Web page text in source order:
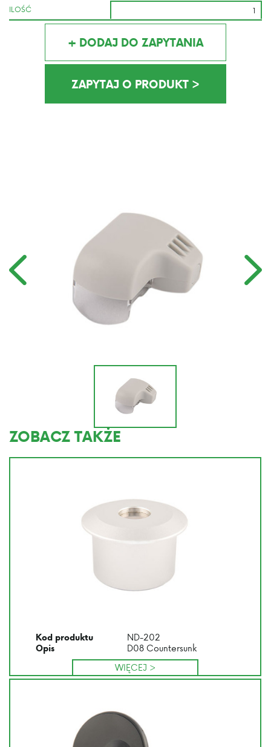
ILOŚĆ
+ DODAJ DO ZAPYTANIA
ZOBACZ TAKŻE
Kod produktu ND-202
Opis
D08 Countersunk
WIĘCEJ >